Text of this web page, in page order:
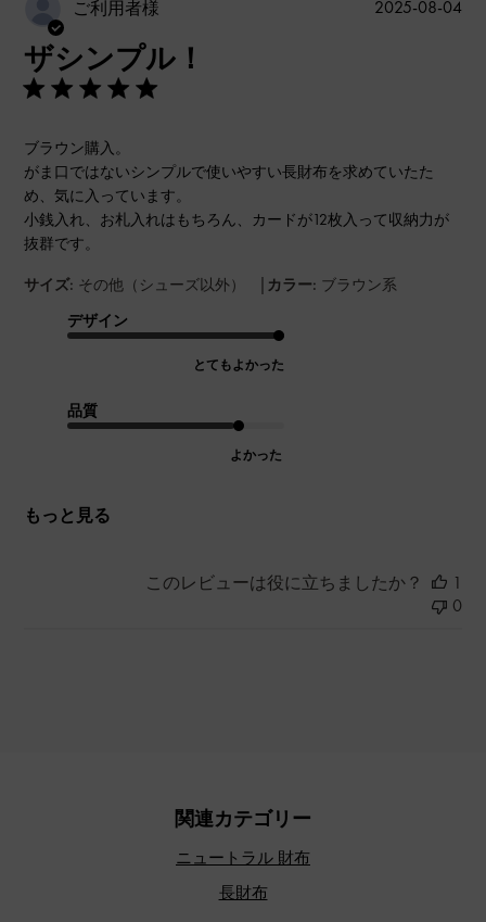
ご利用者様
ザシンプル！
ブラウン購入。
がま口ではないシンプルで使いやすい長財布を求めていたた
め、気に入っています。
小銭入れ、お札入れはもちろん、カードが12枚入って収納力が
抜群です。
サイズ: その他（シューズ以外） | カラー: ブラウン系
デザイン
とてもよかった
品質
よかった
もっと見る
公
2025-08-04
このレビューは役に立ちましたか？
1
0
関連カテゴリー
ニュートラル 財布
長財布